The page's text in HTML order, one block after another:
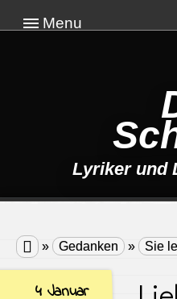
Menu
Lyriker und
 » Gedanken » Sie
4 Januar